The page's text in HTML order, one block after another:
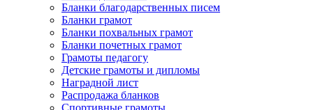
Бланки благодарственных писем
Бланки грамот
Бланки похвальных грамот
Бланки почетных грамот
Грамоты педагогу
Детские грамоты и дипломы
Наградной лист
Распродажа бланков
Спортивные грамоты